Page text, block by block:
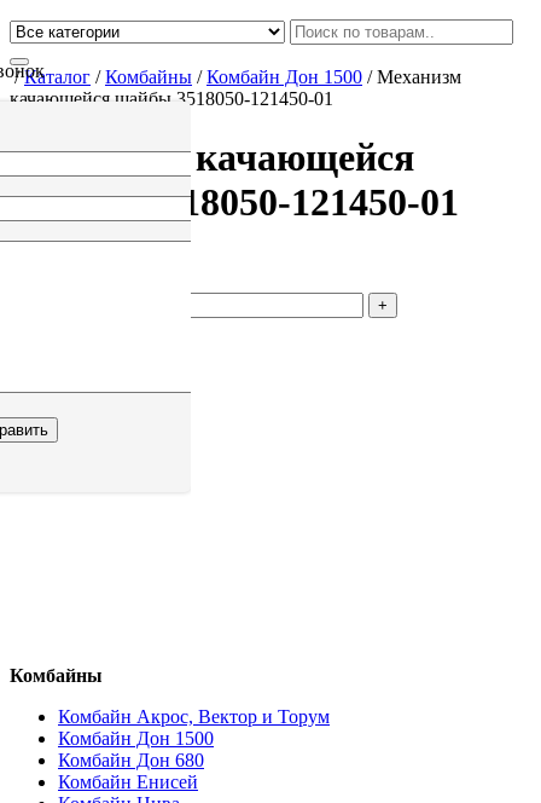
/Каталог /Комбайны /Комбайн Дон 1500 /Механизм
качающейся шайбы 3518050-121450-01
Механизм качающейся
шайбы 3518050-121450-01
Комбайны
Комбайн Акрос, Вектор и Торум
Комбайн Дон 1500
Комбайн Дон 680
Комбайн Енисей